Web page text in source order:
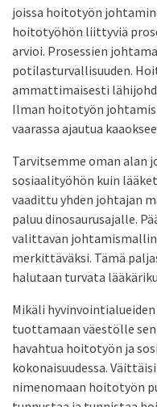
joissa hoitotyön
hoitotyöhön liittyviä
arvioi. Prosessien
potilasturvallisuuden.
ammattimaisesti
Ilman hoitotyön
vaarassa ajautua
Tarvitsemme oman alan
sosiaalityöhön kuin
vaadittu yhden johtajan
paluu dinosaurusajalle.
valittavan johtamismallin
merkittäväksi. Tämä
halutaan turvata
Mikäli
tuottamaan väestölle
havahtua hoitotyön ja
kokonaisuudessa.
nimenomaan hoitotyön